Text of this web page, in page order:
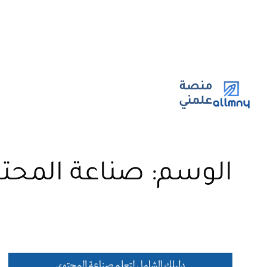
منصة
علمني
الوسم: صناعة